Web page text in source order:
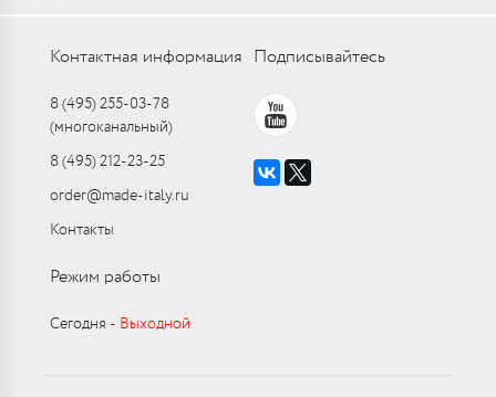
Контактная информация
8 (495) 255-03-78
(многоканальный)
8 (495) 212-23-25
order@made-italy.ru
Контакты
Подписывайтесь
Режим работы
Сегодня ‑ Выходной